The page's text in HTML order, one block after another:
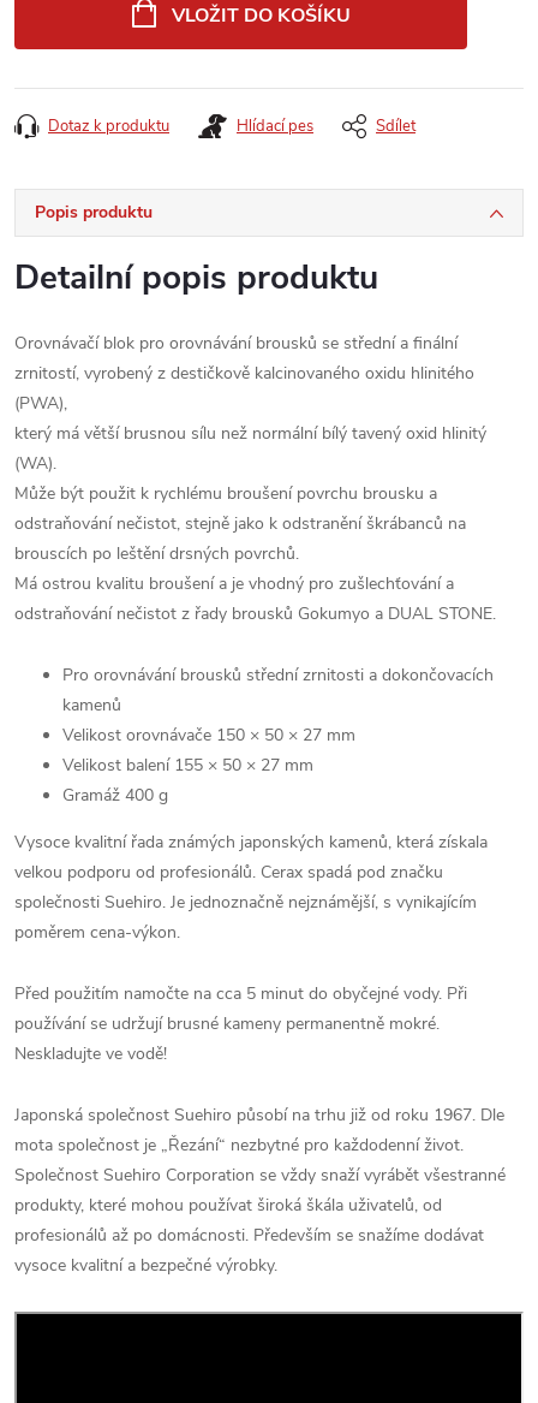
VLOŽIT DO KOŠÍKU
Dotaz k produktu Hlídací pes Sdílet
Popis produktu
Detailní popis produktu
Orovnávačí blok pro orovnávání brousků se střední a finální
zrnitostí, vyrobený z destičkově kalcinovaného oxidu hlinitého
(PWA),
který má větší brusnou sílu než normální bílý tavený oxid hlinitý
(WA).
Může být použit k rychlému broušení povrchu brousku a
odstraňování nečistot, stejně jako k odstranění škrábanců na
brouscích po leštění drsných povrchů.
Má ostrou kvalitu broušení a je vhodný pro zušlechťování a
odstraňování nečistot z řady brousků Gokumyo a DUAL STONE.
Pro orovnávání brousků střední zrnitosti a dokončovacích
kamenů
Velikost orovnávače 150 × 50 × 27 mm
Velikost balení 155 × 50 × 27 mm
Gramáž 400 g
Vysoce kvalitní řada známých japonských kamenů, která získala
velkou podporu od profesionálů. Cerax spadá pod značku
společnosti Suehiro. Je jednoznačně nejznámější, s vynikajícím
poměrem cena-výkon.
Před použitím namočte na cca 5 minut do obyčejné vody. Při
používání se udržují brusné kameny permanentně mokré.
Neskladujte ve vodě!
Japonská společnost Suehiro působí na trhu již od roku 1967. Dle
mota společnost je „Řezání“ nezbytné pro každodenní život.
Společnost Suehiro Corporation se vždy snaží vyrábět všestranné
produkty, které mohou používat široká škála uživatelů, od
profesionálů až po domácnosti. Především se snažíme dodávat
vysoce kvalitní a bezpečné výrobky.